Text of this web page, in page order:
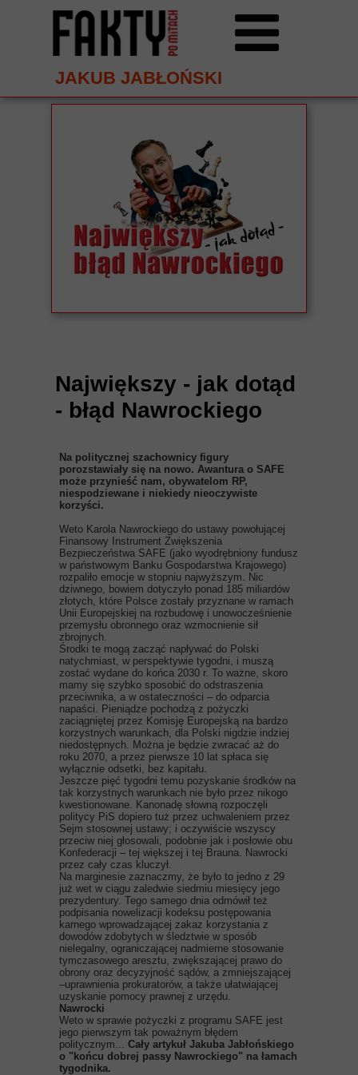
JAKUB JABŁOŃSKI
Największy - jak dotąd
- błąd Nawrockiego
Na politycznej szachownicy figury
porozstawiały się na nowo. Awantura o SAFE
może przynieść nam, obywatelom RP,
niespodziewane i niekiedy nieoczywiste
korzyści.
Weto Karola Nawrockiego do ustawy powołującej
Finansowy Instrument Zwiększenia
Bezpieczeństwa SAFE (jako wyodrębniony fundusz
w państwowym Banku Gospodarstwa Krajowego)
rozpaliło emocje w stopniu najwyższym. Nic
dziwnego, bowiem dotyczyło ponad 185 miliardów
złotych, które Polsce zostały przyznane w ramach
Unii Europejskiej na rozbudowę i unowocześnienie
przemysłu obronnego oraz wzmocnienie sił
zbrojnych.
Środki te mogą zacząć napływać do Polski
natychmiast, w perspektywie tygodni, i muszą
zostać wydane do końca 2030 r. To ważne, skoro
mamy się szybko sposobić do odstraszenia
przeciwnika, a w ostateczności – do odparcia
napaści. Pieniądze pochodzą z pożyczki
zaciągniętej przez Komisję Europejską na bardzo
korzystnych warunkach, dla Polski nigdzie indziej
niedostępnych. Można je będzie zwracać aż do
roku 2070, a przez pierwsze 10 lat spłaca się
wyłącznie odsetki, bez kapitału.
Jeszcze pięć tygodni temu pozyskanie środków na
tak korzystnych warunkach nie było przez nikogo
kwestionowane. Kanonadę słowną rozpoczęli
politycy PiS dopiero tuż przez uchwaleniem przez
Sejm stosownej ustawy; i oczywiście wszyscy
przeciw niej głosowali, podobnie jak i posłowie obu
Konfederacji – tej większej i tej Brauna. Nawrocki
przez cały czas kluczył.
Na marginesie zaznaczmy, że było to jedno z 29
już wet w ciągu zaledwie siedmiu miesięcy jego
prezydentury. Tego samego dnia odmówił też
podpisania nowelizacji kodeksu postępowania
karnego wprowadzającej zakaz korzystania z
dowodów zdobytych w śledztwie w sposób
nielegalny, ograniczającej nadmierne stosowanie
tymczasowego aresztu, zwiększającej prawo do
obrony oraz decyzyjność sądów, a zmniejszającej
–uprawnienia prokuratorów, a także ułatwiającej
uzyskanie pomocy prawnej z urzędu.
Nawrocki
Weto w sprawie pożyczki z programu SAFE jest
jego pierwszym tak poważnym błędem
politycznym... Cały artykuł Jakuba Jabłońskiego
o "końcu dobrej passy Nawrockiego" na łamach
tygodnika.